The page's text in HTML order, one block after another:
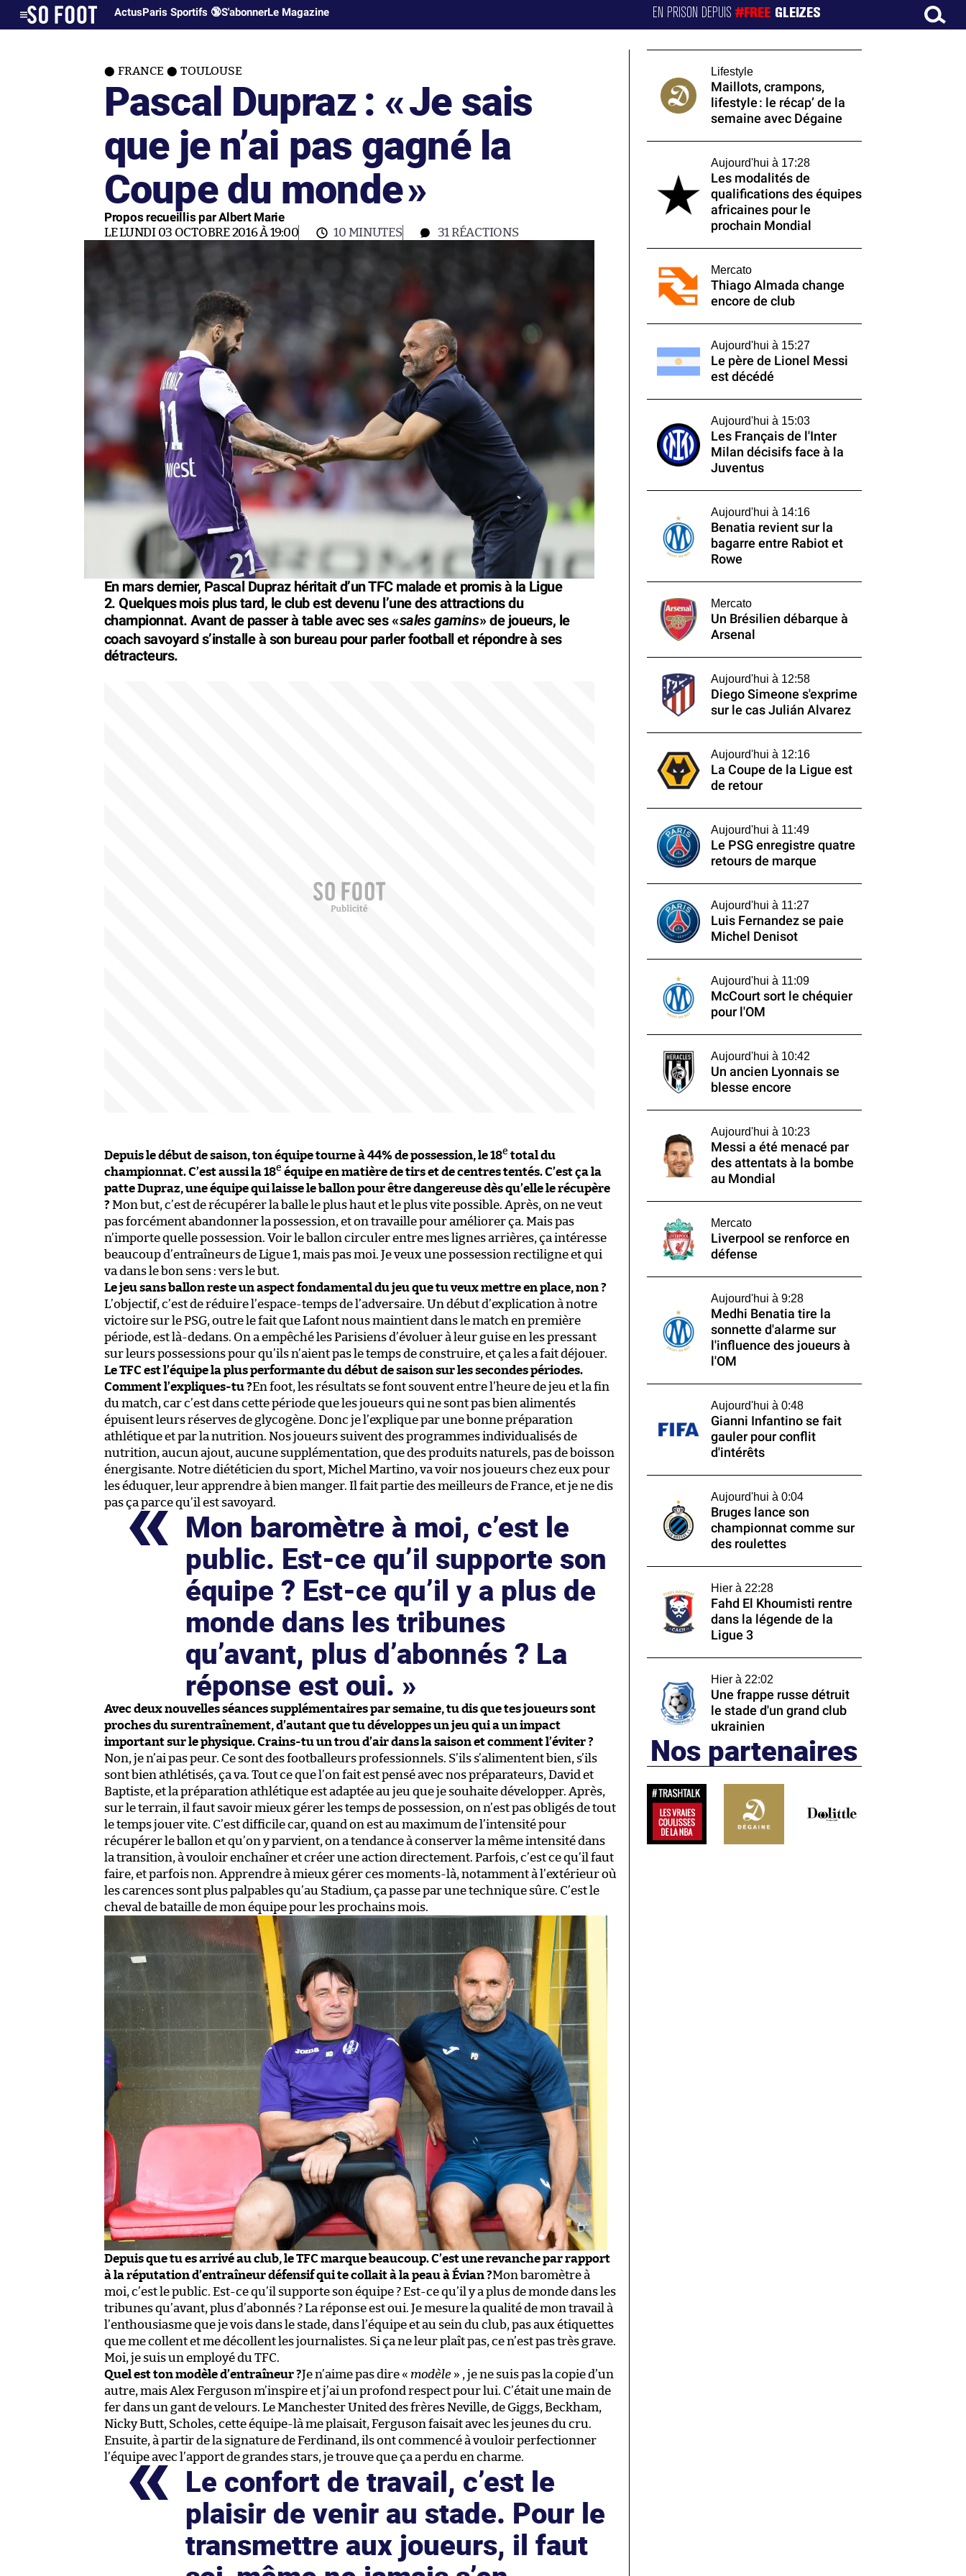
ActusParis Sportifs 🔞S'abonnerLe Magazine EN PRISON DEPUIS#FREE GLEIZES
FRANCE TOULOUSE
Pascal Dupraz : «Je sais
que je n’ai pas gagné la
Coupe du monde»
Propos recueillis par Albert Marie
LE LUNDI 03 OCTOBRE 2016 À 19:00 10 MINUTES 31 RÉACTIONS
En mars dernier, Pascal Dupraz héritait d’un TFC malade et promis à la Ligue
2. Quelques mois plus tard, le club est devenu l’une des attractions du
championnat. Avant de passer à table avec ses «sales gamins» de joueurs, le
coach savoyard s’installe à son bureau pour parler football et répondre à ses
détracteurs.
Depuis le début de saison, ton équipe tourne à 44% de possession, le 18e total du
championnat. C’est aussi la 18e équipe en matière de tirs et de centres tentés. C’est ça la
patte Dupraz, une équipe qui laisse le ballon pour être dangereuse dès qu’elle le récupère
? Mon but, c’est de récupérer la balle le plus haut et le plus vite possible. Après, on ne veut
pas forcément abandonner la possession, et on travaille pour améliorer ça. Mais pas
n’importe quelle possession. Voir le ballon circuler entre mes lignes arrières, ça intéresse
beaucoup d’entraîneurs de Ligue 1, mais pas moi. Je veux une possession rectiligne et qui
va dans le bon sens : vers le but.
Le jeu sans ballon reste un aspect fondamental du jeu que tu veux mettre en place, non ?
L’objectif, c’est de réduire l’espace-temps de l’adversaire. Un début d’explication à notre
victoire sur le PSG, outre le fait que Lafont nous maintient dans le match en première
période, est là-dedans. On a empêché les Parisiens d’évoluer à leur guise en les pressant
sur leurs possessions pour qu’ils n’aient pas le temps de construire, et ça les a fait déjouer.
Le TFC est l’équipe la plus performante du début de saison sur les secondes périodes.
Comment l’expliques-tu ?En foot, les résultats se font souvent entre l’heure de jeu et la fin
du match, car c’est dans cette période que les joueurs qui ne sont pas bien alimentés
épuisent leurs réserves de glycogène. Donc je l’explique par une bonne préparation
athlétique et par la nutrition. Nos joueurs suivent des programmes individualisés de
nutrition, aucun ajout, aucune supplémentation, que des produits naturels, pas de boisson
énergisante. Notre diététicien du sport, Michel Martino, va voir nos joueurs chez eux pour
les éduquer, leur apprendre à bien manger. Il fait partie des meilleurs de France, et je ne dis
pas ça parce qu’il est savoyard.
Mon baromètre à moi, c’est le
public. Est-ce qu’il supporte son
équipe ? Est-ce qu’il y a plus de
monde dans les tribunes
qu’avant, plus d’abonnés ? La
réponse est oui.
Avec deux nouvelles séances supplémentaires par semaine, tu dis que tes joueurs sont
proches du surentraînement, d’autant que tu développes un jeu qui a un impact
important sur le physique. Crains-tu un trou d’air dans la saison et comment l’éviter ?
Non, je n’ai pas peur. Ce sont des footballeurs professionnels. S’ils s’alimentent bien, s’ils
sont bien athlétisés, ça va. Tout ce que l’on fait est pensé avec nos préparateurs, David et
Baptiste, et la préparation athlétique est adaptée au jeu que je souhaite développer. Après,
sur le terrain, il faut savoir mieux gérer les temps de possession, on n’est pas obligés de tout
le temps jouer vite. C’est difficile car, quand on est au maximum de l’intensité pour
récupérer le ballon et qu’on y parvient, on a tendance à conserver la même intensité dans
la transition, à vouloir enchaîner et créer une action directement. Parfois, c’est ce qu’il faut
faire, et parfois non. Apprendre à mieux gérer ces moments-là, notamment à l’extérieur où
les carences sont plus palpables qu’au Stadium, ça passe par une technique sûre. C’est le
cheval de bataille de mon équipe pour les prochains mois.
Depuis que tu es arrivé au club, le TFC marque beaucoup. C’est une revanche par rapport
à la réputation d’entraîneur défensif qui te collait à la peau à Évian ?Mon baromètre à
moi, c’est le public. Est-ce qu’il supporte son équipe ? Est-ce qu’il y a plus de monde dans les
tribunes qu’avant, plus d’abonnés ? La réponse est oui. Je mesure la qualité de mon travail à
l’enthousiasme que je vois dans le stade, dans l’équipe et au sein du club, pas aux étiquettes
que me collent et me décollent les journalistes. Si ça ne leur plaît pas, ce n’est pas très grave.
Moi, je suis un employé du TFC.
Quel est ton modèle d’entraîneur ?Je n’aime pas dire « modèle » , je ne suis pas la copie d’un
autre, mais Alex Ferguson m’inspire et j’ai un profond respect pour lui. C’était une main de
fer dans un gant de velours. Le Manchester United des frères Neville, de Giggs, Beckham,
Nicky Butt, Scholes, cette équipe-là me plaisait, Ferguson faisait avec les jeunes du cru.
Ensuite, à partir de la signature de Ferdinand, ils ont commencé à vouloir perfectionner
l’équipe avec l’apport de grandes stars, je trouve que ça a perdu en charme.
Le confort de travail, c’est le
plaisir de venir au stade. Pour le
transmettre aux joueurs, il faut
Lifestyle
Maillots, crampons,
lifestyle : le récap’ de la
semaine avec Dégaine
Aujourd'hui à 17:28
Les modalités de
qualifications des équipes
africaines pour le
prochain Mondial
Mercato
Thiago Almada change
encore de club
Aujourd'hui à 15:27
Le père de Lionel Messi
est décédé
Aujourd'hui à 15:03
Les Français de l'Inter
Milan décisifs face à la
Juventus
Aujourd'hui à 14:16
Benatia revient sur la
bagarre entre Rabiot et
Rowe
Mercato
Un Brésilien débarque à
Arsenal
Aujourd'hui à 12:58
Diego Simeone s'exprime
sur le cas Julián Alvarez
Aujourd'hui à 12:16
La Coupe de la Ligue est
de retour
Aujourd'hui à 11:49
Le PSG enregistre quatre
retours de marque
Aujourd'hui à 11:27
Luis Fernandez se paie
Michel Denisot
Aujourd'hui à 11:09
McCourt sort le chéquier
pour l'OM
Aujourd'hui à 10:42
Un ancien Lyonnais se
blesse encore
Aujourd'hui à 10:23
Messi a été menacé par
des attentats à la bombe
au Mondial
Mercato
Liverpool se renforce en
défense
Aujourd'hui à 9:28
Medhi Benatia tire la
sonnette d'alarme sur
l'influence des joueurs à
l'OM
Aujourd'hui à 0:48
Gianni Infantino se fait
gauler pour conflit
d'intérêts
Aujourd'hui à 0:04
Bruges lance son
championnat comme sur
des roulettes
Hier à 22:28
Fahd El Khoumisti rentre
dans la légende de la
Ligue 3
Hier à 22:02
Une frappe russe détruit
le stade d'un grand club
ukrainien
Nos partenaires